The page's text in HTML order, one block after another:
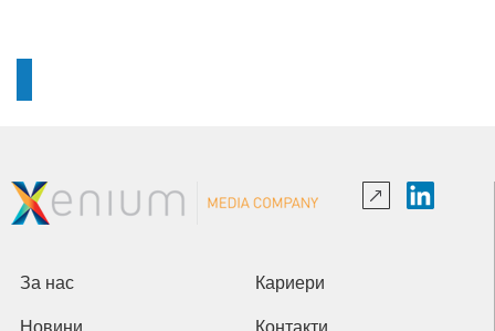
За нас Кариери
Новини Контакти